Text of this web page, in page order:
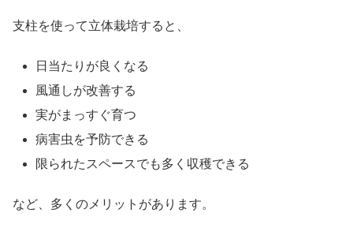
支柱を使って立体栽培すると、
日当たりが良くなる
風通しが改善する
実がまっすぐ育つ
病害虫を予防できる
限られたスペースでも多く収穫できる
など、多くのメリットがあります。